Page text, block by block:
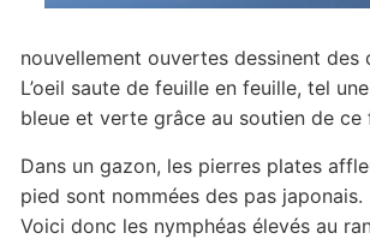
nouvellement ouvertes dessinent des
L’oeil saute de feuille en feuille, tel
bleue et verte grâce au soutien de
Dans un gazon, les pierres plates
pied sont nommées des pas japonais.
Voici donc les nymphéas élevés au